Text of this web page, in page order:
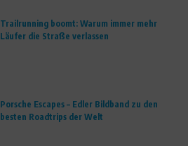
Trailrunning boomt: Warum immer mehr
Läufer die Straße verlassen
Porsche Escapes – Edler Bildband zu den
besten Roadtrips der Welt